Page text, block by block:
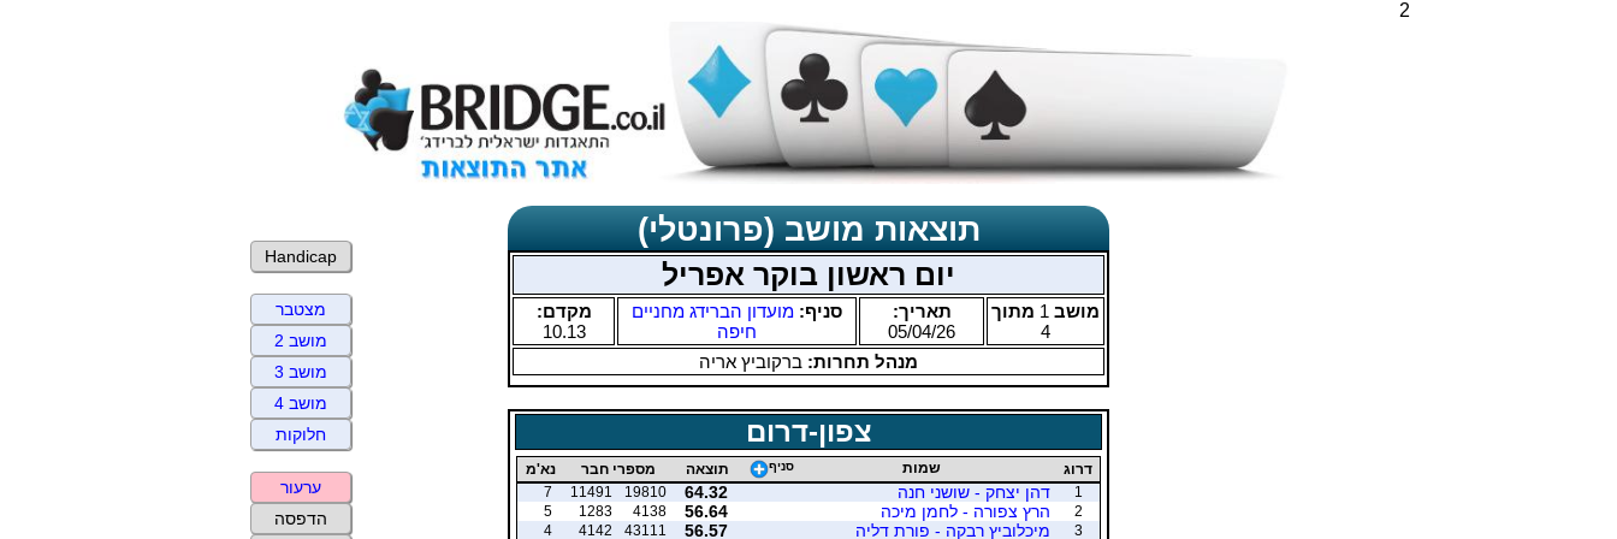
2
תוצאות מושב (פרונטלי)
יום ראשון בוקר אפריל
מושב 1 מתוך
4
תאריך:
05/04/26
סניף: מועדון הברידג מחניים
חיפה
מקדם:
10.13
מנהל תחרות: ברקוביץ אריה
צפון-דרום
דרוג שמות סניף תוצאה מספרי חבר
נא'מ
1
דהן יצחק - שושני חנה 64.32
19810
11491
7
2
הרץ צפורה - לחמן מיכה 56.64
4138
1283
5
3
מיכלוביץ רבקה - פורת דליה 56.57
43111
4142
4
Handicap
מצטבר
מושב 2
מושב 3
מושב 4
חלוקות
ערעור
הדפסה